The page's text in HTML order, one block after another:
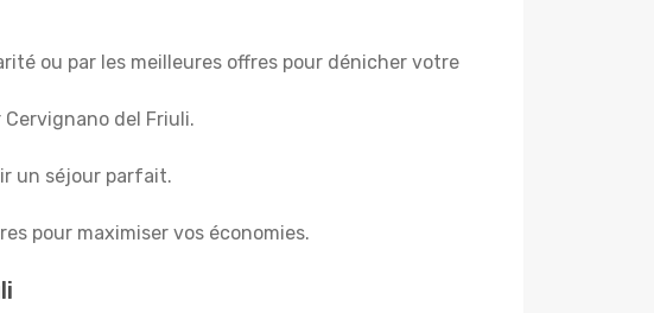
ou par les meilleures offres pour dénicher votre
del Friuli.
un séjour parfait.
pour maximiser vos économies.